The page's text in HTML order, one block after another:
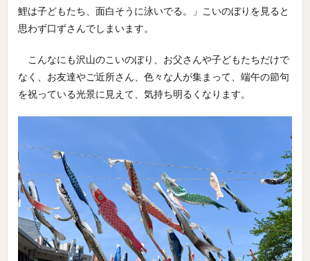
鯉は子どもたち、面白そうに泳いでる。」こいのぼりを見ると
思わず口ずさんでしまいます。
こんなにも沢山のこいのぼり、お父さんや子どもたちだけで
なく、お友達やご近所さん、色々な人が集まって、端午の節句
を祝っている光景に見えて、気持ち明るくなります。